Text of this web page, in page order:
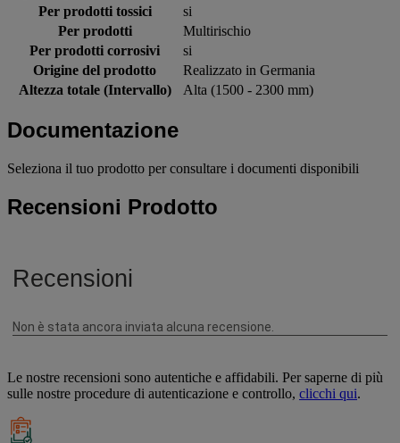
Per prodotti tossici
si
Per prodotti
Multirischio
Per prodotti corrosivi
si
Origine del prodotto
Realizzato in Germania
Altezza totale (Intervallo)
Alta (1500 - 2300 mm)
Documentazione
Seleziona il tuo prodotto per consultare i documenti disponibili
Recensioni Prodotto
Le nostre recensioni sono autentiche e affidabili. Per saperne di più
sulle nostre procedure di autenticazione e controllo, clicchi qui.